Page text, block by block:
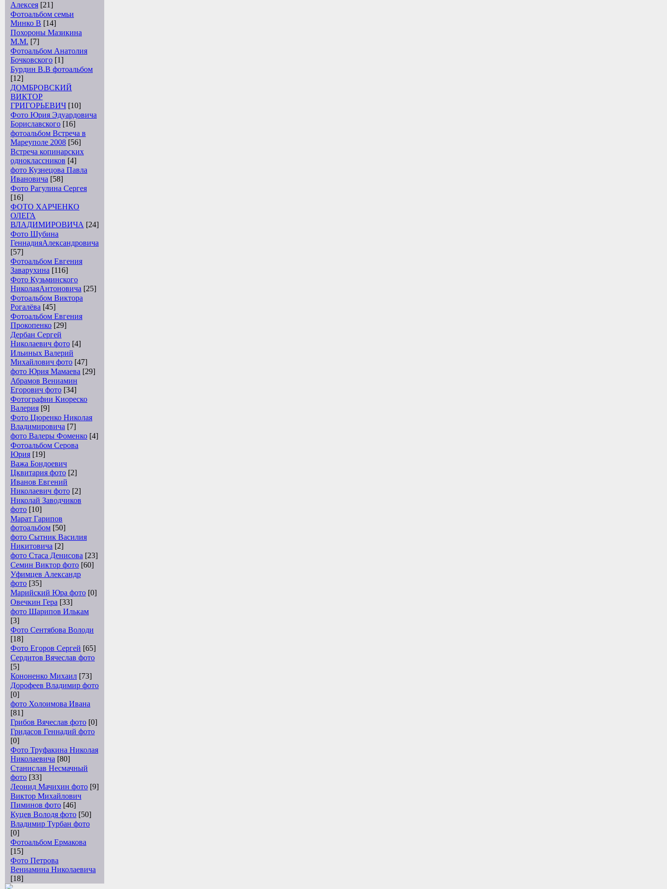
Алексея [21]
Фотоальбом семьи
Минко В [14]
Похороны Мазикина
М.М. [7]
Фотоальбом Анатолия
Бочковского [1]
Бурдин В.В фотоальбом
[12]
ДОМБРОВСКИЙ
ВИКТОР
ГРИГОРЬЕВИЧ [10]
Фото Юрия Эдуардовича
Бориславского [16]
фотоальбом Встреча в
Мареуполе 2008 [56]
Встреча копинарских
одноклассников [4]
фото Кузнецова Павла
Ивановича [58]
Фото Рагулина Сергея
[16]
ФОТО ХАРЧЕНКО
ОЛЕГА
ВЛАДИМИРОВИЧА [24]
Фото Шубина
ГеннадияАлександровича
[57]
Фотоальбом Евгения
Заварухина [116]
Фото Кузьминского
НиколаяАнтоновича [25]
Фотоальбом Виктора
Рогалёва [45]
Фотоальбом Евгения
Прокопенко [29]
Дербан Сергей
Николаевич фото [4]
Ильиных Валерий
Михайлович фото [47]
фото Юрия Мамаева [29]
Абрамов Вениамин
Егорович фото [34]
Фотографии Киореско
Валерия [9]
Фото Цюренко Николая
Владимировича [7]
фото Валеры Фоменко [4]
Фотоальбом Серова
Юрия [19]
Важа Бондоевич
Цквитария фото [2]
Иванов Евгений
Николаевич фото [2]
Николай Заводчиков
фото [10]
Марат Гарипов
фотоальбом [50]
фото Сытник Василия
Никитовича [2]
фото Стаса Денисова [23]
Семин Виктор фото [60]
Уфимцев Александр
фото [35]
Марийский Юра фото [0]
Овечкин Гера [33]
фото Шарипов Илькам
[3]
Фото Сентябова Володи
[18]
Фото Егоров Сергей [65]
Сердитов Вячеслав фото
[5]
Кононенко Михаил [73]
Дорофеев Владимир фото
[0]
фото Холоимова Ивана
[81]
Грибов Вячеслав фото [0]
Гридасов Геннадий фото
[0]
Фото Труфакина Николая
Николаевича [80]
Станислав Несмачный
фото [33]
Леонид Мачихин фото [9]
Виктор Михайлович
Пиминов фото [46]
Куцев Володя фото [50]
Владимир Турбан фото
[0]
Фотоальбом Ермакова
[15]
Фото Петрова
Вениамина Николаевича
[18]